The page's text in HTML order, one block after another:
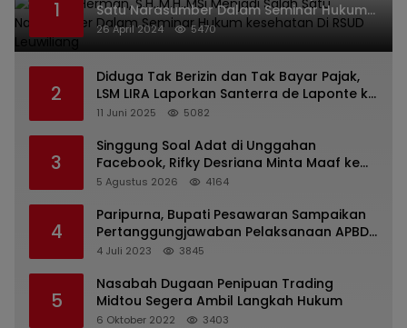
1
Satu Narasumber Dalam Seminar Hukum
kesehatan Di RSUD Leuwiliang
26 April 2024 5470
2
Diduga Tak Berizin dan Tak Bayar Pajak,
LSM LIRA Laporkan Santerra de Laponte ke
Kejaksaan Kota Batu
11 Juni 2025 5082
3
Singgung Soal Adat di Unggahan
Facebook, Rifky Desriana Minta Maaf ke
PDA dan Bupati Kubar
5 Agustus 2026 4164
4
Paripurna, Bupati Pesawaran Sampaikan
Pertanggungjawaban Pelaksanaan APBD
2022
4 Juli 2023 3845
5
Nasabah Dugaan Penipuan Trading
Midtou Segera Ambil Langkah Hukum
6 Oktober 2022 3403